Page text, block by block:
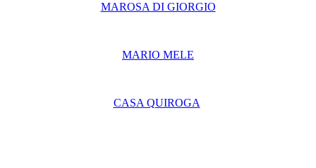
MAROSA DI GIORGIO
MARIO MELE
CASA QUIROGA